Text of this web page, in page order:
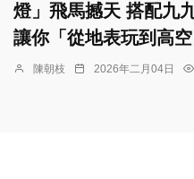
燈」飛馬撼天 搭配九
讓你「從地表玩到高空
陳朝枝 2026年二月04日